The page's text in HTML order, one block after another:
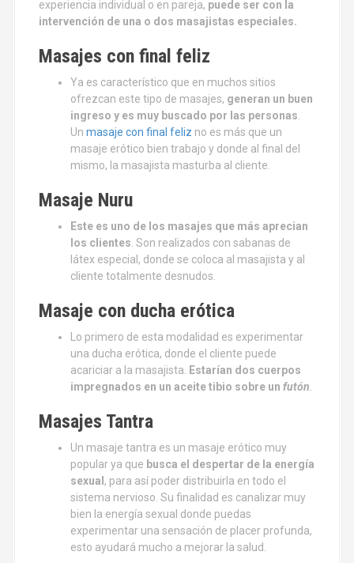
experiencia individual o en pareja, puede ser con la
intervención de una o dos masajistas especiales.
Masajes con final feliz
Ya es característico que en muchos sitios
ofrezcan este tipo de masajes, generan un buen
ingreso y es muy buscado por las personas
Un masaje con final feliz no es más que un
masaje erótico bien trabajo y donde al final del
mismo, la masajista masturba al cliente.
Masaje Nuru
Este es uno de los masajes que más aprecian
los clientes . Son realizados con sabanas de
látex especial, donde se coloca al masajista y al
cliente totalmente desnudos.
Masaje con ducha erótica
Lo primero de esta modalidad es experimentar
una ducha erótica, donde el cliente puede
acariciar a la masajista.
Estarían dos cuerpos
impregnados en un aceite tibio sobre un futón
Masajes Tantra
Un masaje tantra es un masaje erótico muy
popular ya que busca el despertar de la energía
sexual , para así poder distribuirla en todo el
sistema nervioso. Su finalidad es canalizar muy
bien la energía sexual donde puedas
experimentar una sensación de placer profunda,
esto ayudará mucho a mejorar la salud.